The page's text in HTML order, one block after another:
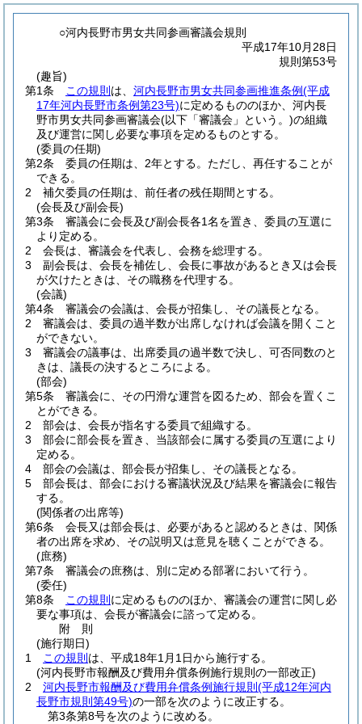
○河内長野市男女共同参画審議会規則
平成17年10月28日
規則第53号
(趣旨)
第1条
この規則 は、 河内長野市男女共同参画推進条例(平成
17年河内長野市条例第23号)に定めるもののほか、河内長
野市男女共同参画審議会(以下「審議会」という。)の組織
及び運営に関し必要な事項を定めるものとする。
(委員の任期)
第2条
委員の任期は、2年とする。 ただし、再任することが
できる。
2
補欠委員の任期は、前任者の残任期間とする。
(会長及び副会長)
第3条
審議会に会長及び副会長各1名を置き、委員の互選に
より定める。
2
会長は、審議会を代表し、会務を総理する。
3
副会長は、会長を補佐し、会長に事故があるとき又は会長
が欠けたときは、その職務を代理する。
(会議)
第4条
審議会の会議は、会長が招集し、その議長となる。
2
審議会は、委員の過半数が出席しなければ会議を開くこと
ができない。
3
審議会の議事は、出席委員の過半数で決し、可否同数のと
きは、議長の決するところによる。
(部会)
第5条
審議会に、その円滑な運営を図るため、部会を置くこ
とができる。
2
部会は、会長が指名する委員で組織する。
3
部会に部会長を置き、当該部会に属する委員の互選により
定める。
4
部会の会議は、部会長が招集し、その議長となる。
5
部会長は、部会における審議状況及び結果を審議会に報告
する。
(関係者の出席等)
第6条
会長又は部会長は、必要があると認めるときは、関係
者の出席を求め、その説明又は意見を聴くことができる。
(庶務)
第7条
審議会の庶務は、別に定める部署において行う。
(委任)
第8条
この規則 に定めるもののほか、審議会の運営に関し必
要な事項は、会長が審議会に諮って定める。
附 則
(施行期日)
1
この規則 は、平成18年1月1日から施行する。
(河内長野市報酬及び費用弁償条例施行規則の一部改正)
2
河内長野市報酬及び費用弁償条例施行規則 (平成12年河内
長野市規則第49号)の一部を次のように改正する。
第3条第8号を次のように改める。